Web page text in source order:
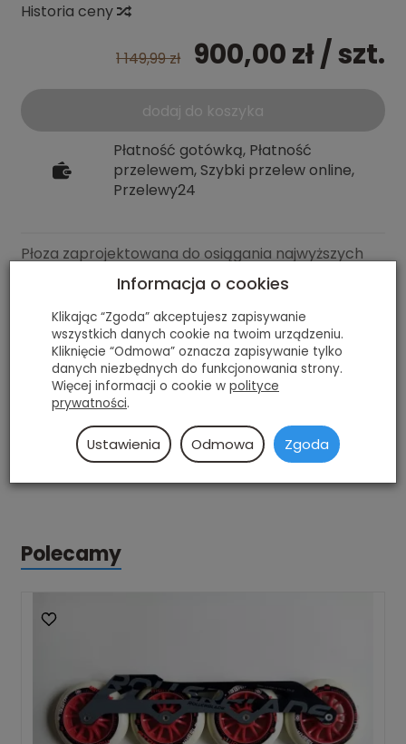
Historia ceny
1 149,99 zł 900,00 zł/ szt.
dodaj do koszyka
Płatność gotówką, Płatność
przelewem, Szybki przelew online,
Przelewy24
Płoza zaprojektowana do osiągania najwyższych
prędkości. Wykonana jest z lotniczego aluminium
7050 - ten materiał jest lekki, odporny na pękanie i
naprężenia. Dzięki cienkim ściankom płoza waży
jedynie 206 g (bez osiek).
Układ: 4x110
Długość: 13,2'
Mocowanie: 195 mm
Polecamy
Informacja o cookies
Klikając “Zgoda” akceptujesz zapisywanie
wszystkich danych cookie na twoim urządzeniu.
Kliknięcie “Odmowa” oznacza zapisywanie tylko
danych niezbędnych do funkcjonowania strony.
Więcej informacji o cookie w polityce
prywatności.
Ustawienia Odmowa Zgoda